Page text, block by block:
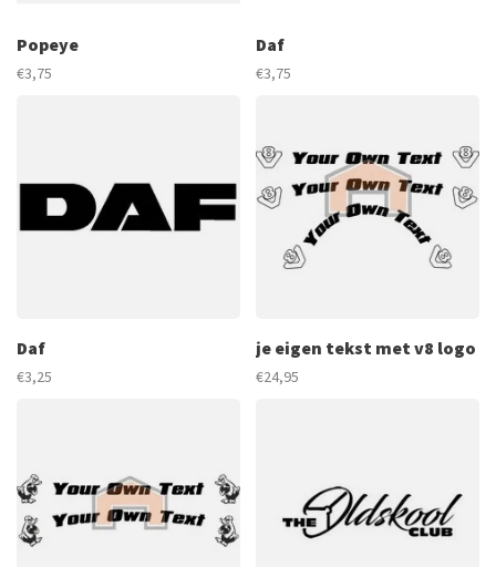
Popeye
€3,75
Daf
€3,75
Daf
€3,25
je eigen tekst met v8 logo
€24,95